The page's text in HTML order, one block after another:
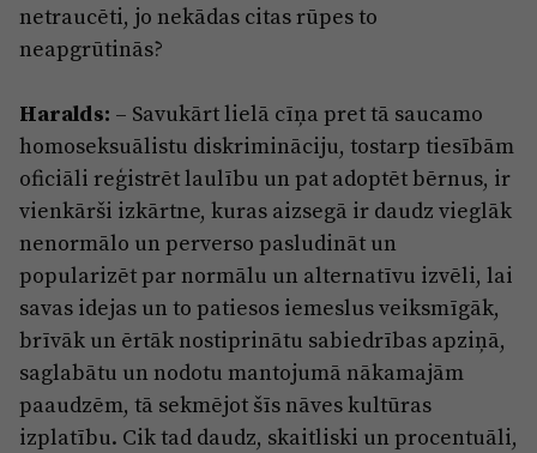
netraucēti, jo nekādas citas rūpes to
neapgrūtinās?
Haralds: – Savukārt lielā cīņa pret tā saucamo
homoseksuālistu diskrimināciju, tostarp tiesībām
oficiāli reģistrēt laulību un pat adoptēt bērnus, ir
vienkārši izkārtne, kuras aizsegā ir daudz vieglāk
nenormālo un perverso pasludināt un
popularizēt par normālu un alternatīvu izvēli, lai
savas idejas un to patiesos iemeslus veiksmīgāk,
brīvāk un ērtāk nostiprinātu sabiedrības apziņā,
saglabātu un nodotu mantojumā nākamajām
paaudzēm, tā sekmējot šīs nāves kultūras
izplatību. Cik tad daudz, skaitliski un procentuāli,